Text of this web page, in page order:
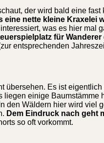
der wird bald eine
eine nette kleine Kraxelei
was es hier
für Wanderer
entsprechenden
übersehen. Es ist
liegen einige Baumstämme
den Wäldern hier wird viel
Dem Eindruck nach geht
so oft vorkommt.